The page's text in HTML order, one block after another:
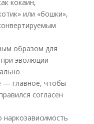
кокаин,
или «бошки»,
образом для
эволюции
— главное, чтобы
согласен